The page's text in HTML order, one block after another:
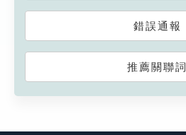
錯誤通報
推薦關聯詞